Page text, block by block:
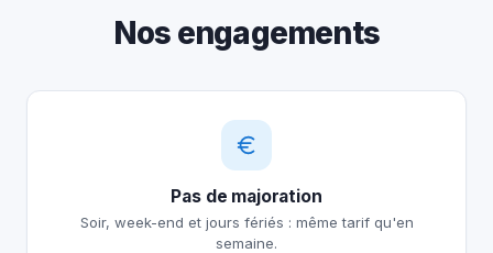
Nos engagements
Pas de majoration
Soir, week-end et jours fériés : même tarif qu'en
semaine.